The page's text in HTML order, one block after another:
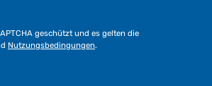
geschützt und es gelten die
Nutzungsbedingungen.